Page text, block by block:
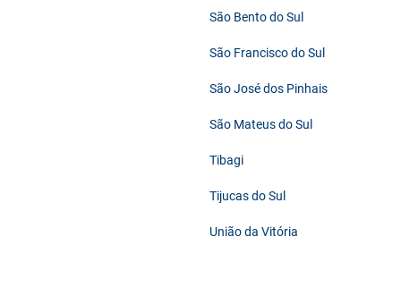
São Bento do Sul
São Francisco do Sul
São José dos Pinhais
São Mateus do Sul
Tibagi
Tijucas do Sul
União da Vitória